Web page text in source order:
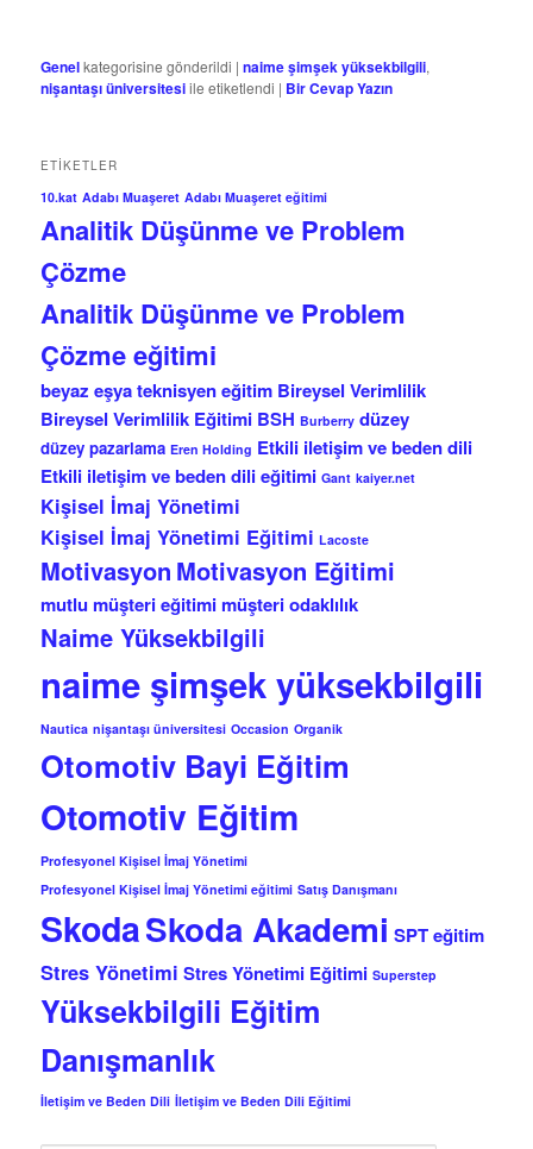
Genelkategorisine gönderildi |naime şimşek yüksekbilgili,
nişantaşı üniversitesiile etiketlendi | Bir Cevap Yazın
ETIKETLER
10.kat Adabı Muaşeret Adabı Muaşeret eğitimi
Analitik Düşünme ve Problem
Çözme
Analitik Düşünme ve Problem
Çözme eğitimi
beyaz eşya teknisyen eğitim Bireysel Verimlilik
Bireysel Verimlilik Eğitimi BSH Burberry düzey
düzey pazarlama Eren Holding Etkili iletişim ve beden dili
Etkili iletişim ve beden dili eğitimi Gant kaiyer.net
Kişisel İmaj Yönetimi
Kişisel İmaj Yönetimi Eğitimi Lacoste
Motivasyon Motivasyon Eğitimi
mutlu müşteri eğitimimüşteri odaklılık
Naime Yüksekbilgili
naime şimşek yüksekbilgili
Nautica nişantaşı üniversitesi Occasion Organik
Otomotiv Bayi Eğitim
Otomotiv Eğitim
Profesyonel Kişisel İmaj Yönetimi
Profesyonel Kişisel İmaj Yönetimi eğitimi Satış Danışmanı
SkodaSkoda Akademi SPT eğitim
Stres Yönetimi Stres Yönetimi Eğitimi Superstep
Yüksekbilgili Eğitim
Danışmanlık
İletişim ve Beden Dili İletişim ve Beden Dili Eğitimi